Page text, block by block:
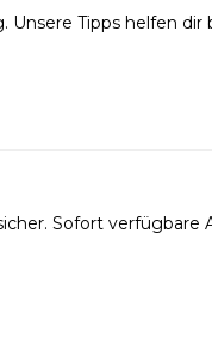
Unsere Tipps helfen dir
Sofort verfügbare